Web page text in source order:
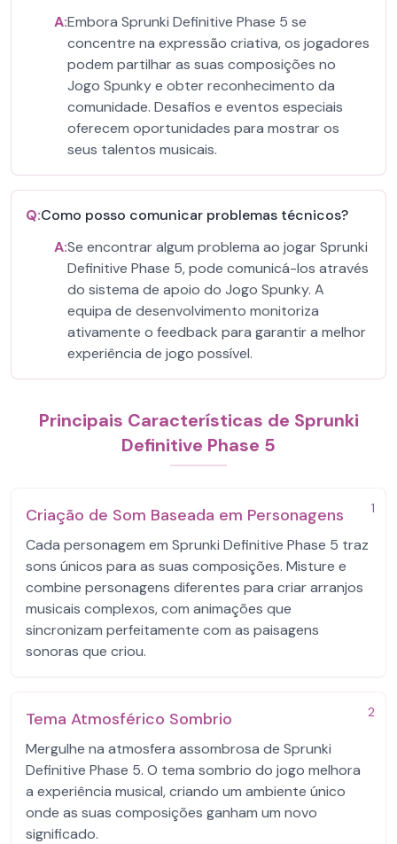
A:Embora Sprunki Definitive Phase 5 se
concentre na expressão criativa, os jogadores
podem partilhar as suas composições no
Jogo Spunky e obter reconhecimento da
comunidade. Desafios e eventos especiais
oferecem oportunidades para mostrar os
seus talentos musicais.
Q:Como posso comunicar problemas técnicos?
A:Se encontrar algum problema ao jogar Sprunki
Definitive Phase 5, pode comunicá-los através
do sistema de apoio do Jogo Spunky. A
equipa de desenvolvimento monitoriza
ativamente o feedback para garantir a melhor
experiência de jogo possível.
Principais Características de Sprunki
Definitive Phase 5
1
Criação de Som Baseada em Personagens
Cada personagem em Sprunki Definitive Phase 5 traz
sons únicos para as suas composições. Misture e
combine personagens diferentes para criar arranjos
musicais complexos, com animações que
sincronizam perfeitamente com as paisagens
sonoras que criou.
2
Tema Atmosférico Sombrio
Mergulhe na atmosfera assombrosa de Sprunki
Definitive Phase 5. O tema sombrio do jogo melhora
a experiência musical, criando um ambiente único
onde as suas composições ganham um novo
significado.